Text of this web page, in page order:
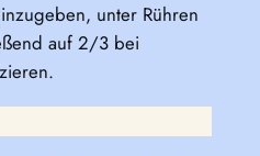
unter Rühren
auf 2/3 bei